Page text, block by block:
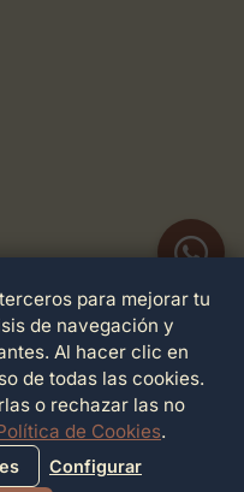
para mejorar tu
de navegación y
Al hacer clic en
de todas las cookies.
o rechazar las no
de Cookies.
Configurar